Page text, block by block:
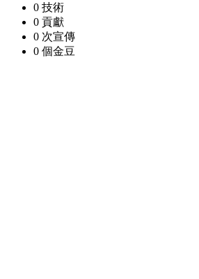
0 技術
0 貢獻
0 次宣傳
0 個金豆